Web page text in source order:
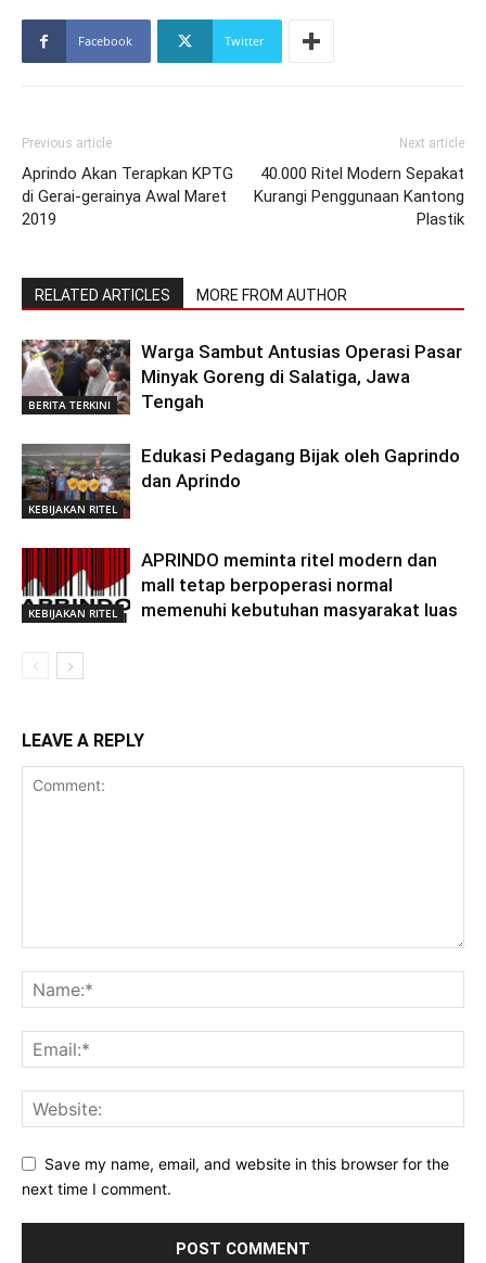
Facebook Twitter
Previous article
Aprindo Akan Terapkan KPTG
di Gerai-gerainya Awal Maret
2019
Next article
40.000 Ritel Modern Sepakat
Kurangi Penggunaan Kantong
Plastik
RELATED ARTICLES MORE FROM AUTHOR
BERITA TERKINI
Warga Sambut Antusias Operasi Pasar
Minyak Goreng di Salatiga, Jawa
Tengah
KEBIJAKAN RITEL
Edukasi Pedagang Bijak oleh Gaprindo
dan Aprindo
KEBIJAKAN RITEL
APRINDO meminta ritel modern dan
mall tetap berpoperasi normal
memenuhi kebutuhan masyarakat luas
LEAVE A REPLY
Save my name, email, and website in this browser for the
next time I comment.